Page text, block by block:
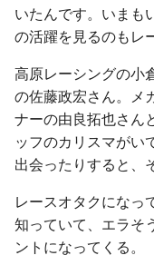
いたんです。いまも
の活躍を見るのもレ
高原レーシングの小
の佐藤政宏さん。メ
ナーの由良拓也さん
ッフのカリスマがい
出会ったりすると、
レースオタクになっ
知っていて、エラそ
ントになってくる。